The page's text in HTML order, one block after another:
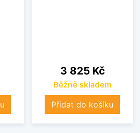
Cena
3 825 Kč
Běžně skladem
Přidat do košíku